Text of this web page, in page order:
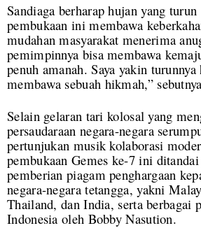
Sandiaga berharap hujan yang
pembukaan ini membawa
mudahan masyarakat menerima
pemimpinnya bisa membawa
penuh amanah. Saya yakin
membawa sebuah hikmah,”
Selain gelaran tari kolosal yang
persaudaraan negara-negara
pertunjukan musik kolaborasi
pembukaan Gemes ke-7 ini
pemberian piagam penghargaan
negara-negara tetangga, yakni
Thailand, dan India, serta berbagai
Indonesia oleh Bobby Nasution.